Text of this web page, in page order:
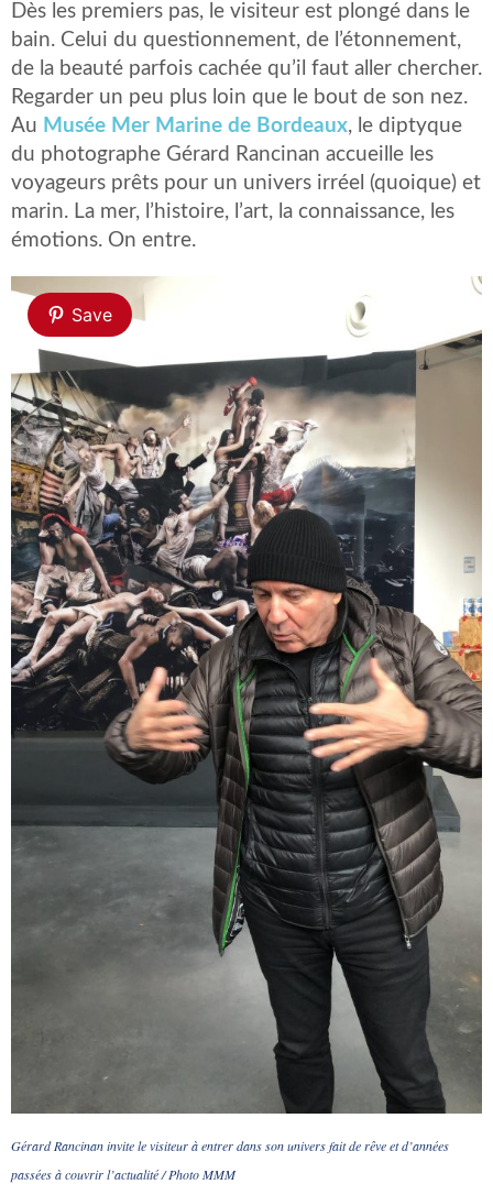
Dès les premiers pas, le visiteur est plongé dans le
bain. Celui du questionnement, de l’étonnement,
de la beauté parfois cachée qu’il faut aller chercher.
Regarder un peu plus loin que le bout de son nez.
Au Musée Mer Marine de Bordeaux, le diptyque
du photographe Gérard Rancinan accueille les
voyageurs prêts pour un univers irréel (quoique) et
marin. La mer, l’histoire, l’art, la connaissance, les
émotions. On entre.
Save
Gérard Rancinan invite le visiteur à entrer dans son univers fait de rêve et d’années
passées à couvrir l’actualité / Photo MMM